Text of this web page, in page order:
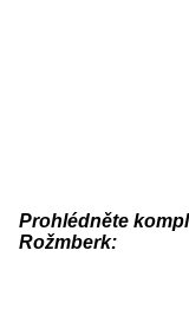
Prohlédněte
Rožmberk: